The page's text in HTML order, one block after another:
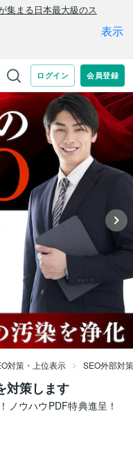
対策・上位表示 SEO外部対策
対策します
ノウハウPDF特典進呈！